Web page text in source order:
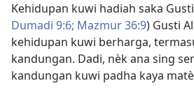
Kehidupan kuwi hadiah saka
Dumadi 9:6; Mazmur 36:9) Gusti
kehidupan kuwi berharga,
kandungan. Dadi, nèk ana sing
kandungan kuwi padha kaya